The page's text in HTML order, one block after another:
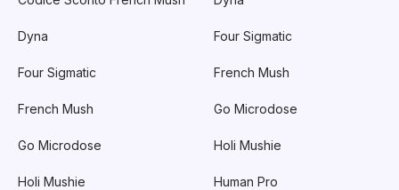
Dyna
Four Sigmatic
French Mush
Go Microdose
Holi Mushie
Four Sigmatic
French Mush
Go Microdose
Holi Mushie
Human Pro